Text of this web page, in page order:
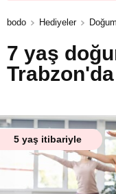
bodo Hediyeler
7 yaş
Trabzon'da
5 yaş itibariyle